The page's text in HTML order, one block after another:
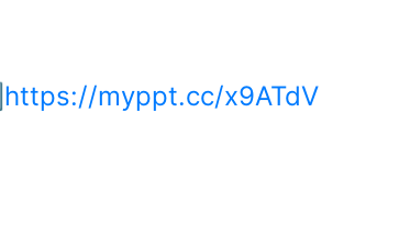
https://myppt.cc/x9ATdV